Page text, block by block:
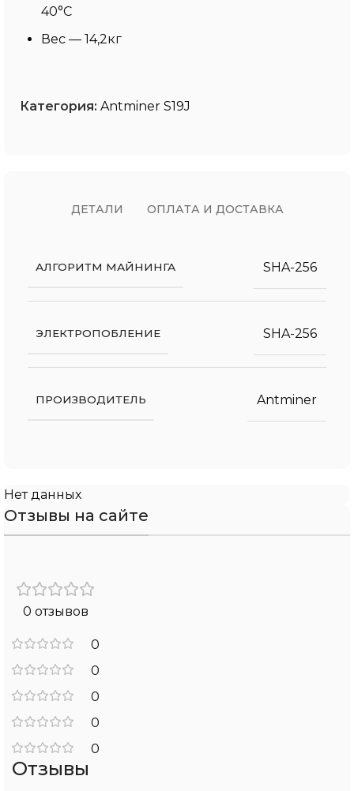
40°C
Вес — 14,2кг
Категория: Antminer S19J
ДЕТАЛИ ОПЛАТА И ДОСТАВКА
АЛГОРИТМ МАЙНИНГА SHA-256
ЭЛЕКТРОПОБЛЕНИЕ SHA-256
ПРОИЗВОДИТЕЛЬ Antminer
Нет данных
Отзывы на сайте
0 отзывов
0
0
0
0
0
Отзывы